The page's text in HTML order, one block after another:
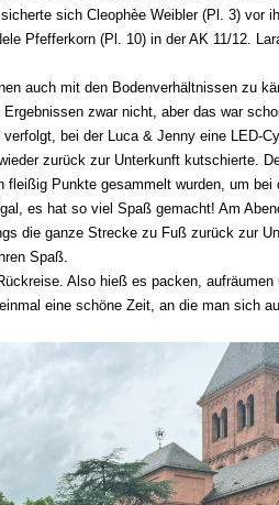
sich Cleophèe Weibler (Pl. 3) vor
Pfefferkorn (Pl. 10) in der AK 11/12.
auch mit den Bodenverhältnissen zu
zwar nicht, aber das war
bei der Luca & Jenny eine LED-
zurück zur Unterkunft kutschierte.
fleißig Punkte gesammelt wurden, um
es hat so viel Spaß gemacht! Am
die ganze Strecke zu Fuß zurück zur
Spaß.
Also hieß es packen,
eine schöne Zeit, an die man sich